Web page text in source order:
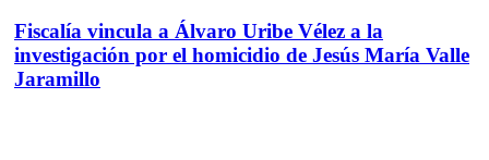
Fiscalía vincula a Álvaro Uribe Vélez a la
investigación por el homicidio de Jesús María Valle
Jaramillo